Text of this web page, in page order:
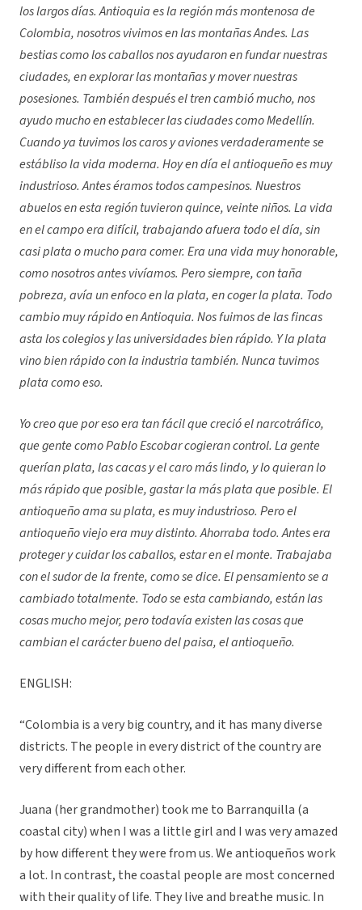
los largos días. Antioquia es la región más montenosa de
Colombia, nosotros vivimos en las montañas Andes. Las
bestias como los caballos nos ayudaron en fundar nuestras
ciudades, en explorar las montañas y mover nuestras
posesiones. También después el tren cambió mucho, nos
ayudo mucho en establecer las ciudades como Medellín.
Cuando ya tuvimos los caros y aviones verdaderamente se
estábliso la vida moderna. Hoy en día el antioqueño es muy
industrioso. Antes éramos todos campesinos. Nuestros
abuelos en esta región tuvieron quince, veinte niños. La vida
en el campo era difícil, trabajando afuera todo el día, sin
casi plata o mucho para comer. Era una vida muy honorable,
como nosotros antes vivíamos. Pero siempre, con taña
pobreza, avía un enfoco en la plata, en coger la plata. Todo
cambio muy rápido en Antioquia. Nos fuimos de las fincas
asta los colegios y las universidades bien rápido. Y la plata
vino bien rápido con la industria también. Nunca tuvimos
plata como eso.
Yo creo que por eso era tan fácil que creció el narcotráfico,
que gente como Pablo Escobar cogieran control. La gente
querían plata, las cacas y el caro más lindo, y lo quieran lo
más rápido que posible, gastar la más plata que posible. El
antioqueño ama su plata, es muy industrioso. Pero el
antioqueño viejo era muy distinto. Ahorraba todo. Antes era
proteger y cuidar los caballos, estar en el monte. Trabajaba
con el sudor de la frente, como se dice. El pensamiento se a
cambiado totalmente. Todo se esta cambiando, están las
cosas mucho mejor, pero todavía existen las cosas que
cambian el carácter bueno del paisa, el antioqueño.
ENGLISH:
“Colombia is a very big country, and it has many diverse
districts. The people in every district of the country are
very different from each other.
Juana (her grandmother) took me to Barranquilla (a
coastal city) when I was a little girl and I was very amazed
by how different they were from us. We antioqueños work
a lot. In contrast, the coastal people are most concerned
with their quality of life. They live and breathe music. In